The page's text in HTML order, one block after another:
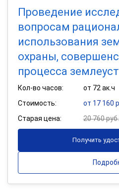
Проведение
вопросам
использования
охраны,
процесса
Кол-во часов:
от 72 ак.ч
Стоимость:
от 17 160
Старая цена:
20 760 руб.
Получить